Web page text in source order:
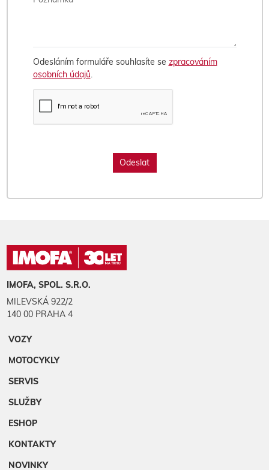
Odesláním formuláře souhlasíte se zpracováním
osobních údajů.
IMOFA, SPOL. S.R.O.
MILEVSKÁ 922/2
140 00 PRAHA 4
VOZY
MOTOCYKLY
SERVIS
SLUŽBY
ESHOP
KONTAKTY
NOVINKY